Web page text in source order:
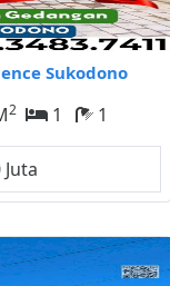
Sukodono
2 1 1
Juta